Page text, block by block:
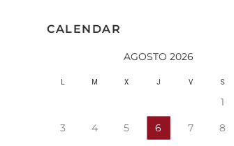
CALENDAR
AGOSTO 2026
M X J V S
1
3 4 5 6 7 8